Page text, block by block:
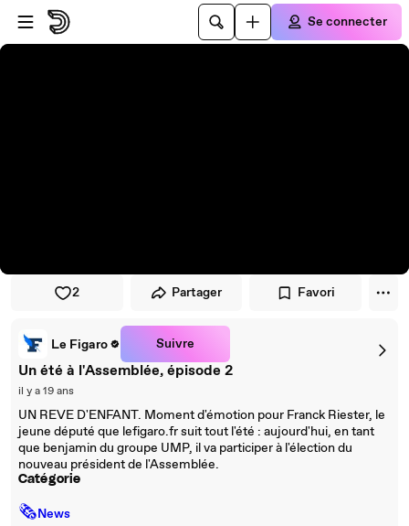
Passer au player
Passer au contenu principal
Se connecter
2 Partager Favori
Le Figaro Suivre
Un été à l'Assemblée, épisode 2
il y a 19 ans
UN REVE D'ENFANT. Moment d'émotion pour Franck Riester, le
jeune député que lefigaro.fr suit tout l'été : aujourd'hui, en tant
que benjamin du groupe UMP, il va participer à l'élection du
nouveau président de l'Assemblée.
Catégorie
🗞News